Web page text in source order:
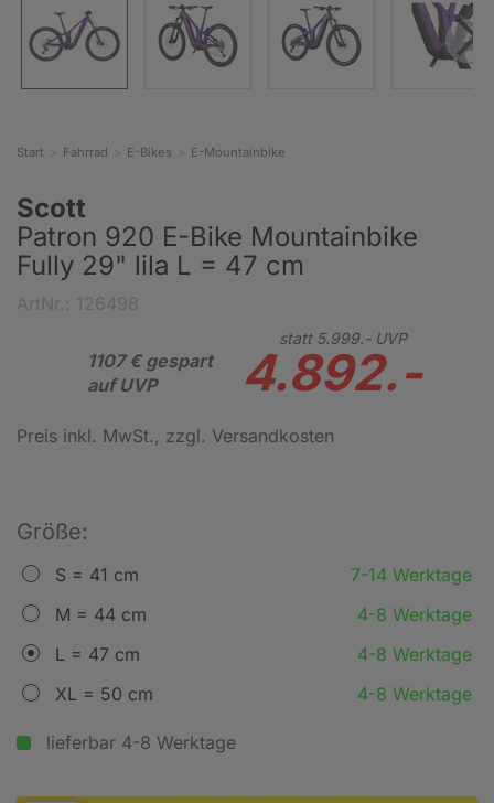
Start Fahrrad E-Bikes E-Mountainbike
Scott
Patron 920 E-Bike Mountainbike
Fully 29" lila L = 47 cm
1107 € gespart
auf UVP
statt 5.999.-UVP
4.892.-
Preis inkl. MwSt. , zzgl. Versandkosten
Größe:
S = 41 cm
7-14 Werktage
M = 44 cm
4-8 Werktage
L = 47 cm
4-8 Werktage
XL = 50 cm
4-8 Werktage
lieferbar 4-8 Werktage